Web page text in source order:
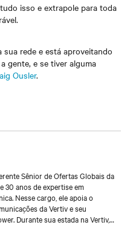
isso e extrapole para toda
sua rede e está aproveitando
gente, e se tiver alguma
Ousler.
Sênior de Ofertas Globais da
30 anos de expertise em
Nesse cargo, ele apoia o
da Vertiv e seu
Durante sua estada na Vertiv,